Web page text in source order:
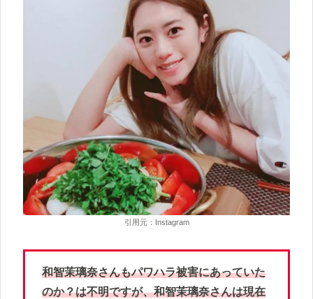
引用元：Instagram
和智茉璃奈さんもパワハラ被害にあっていた
のか？は不明ですが、和智茉璃奈さんは現在